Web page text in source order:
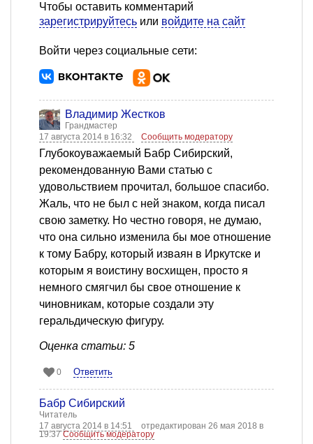
Чтобы оставить комментарий
зарегистрируйтесь или войдите на сайт
Войти через социальные сети:
Владимир Жестков
Грандмастер
17 августа 2014 в 16:32
Сообщить модератору
Глубокоуважаемый Бабр Сибирский,
рекомендованную Вами статью с
удовольствием прочитал, большое спасибо.
Жаль, что не был с ней знаком, когда писал
свою заметку. Но честно говоря, не думаю,
что она сильно изменила бы мое отношение
к тому Бабру, который изваян в Иркутске и
которым я воистину восхищен, просто я
немного смягчил бы свое отношение к
чиновникам, которые создали эту
геральдическую фигуру.
Оценка статьи: 5
0 Ответить
Бабр Сибирский
Читатель
17 августа 2014 в 14:51
отредактирован 26 мая 2018 в
19:37Сообщить модератору